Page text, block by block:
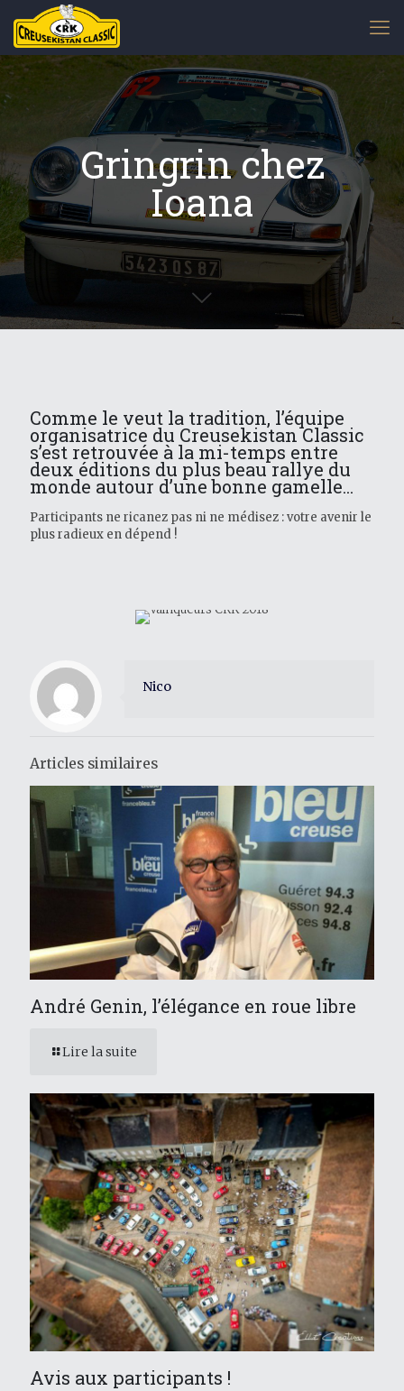
Gringrin chez
Ioana
Comme le veut la tradition, l’équipe
organisatrice du Creusekistan Classic
s’est retrouvée à la mi-temps entre
deux éditions du plus beau rallye du
monde autour d’une bonne gamelle...
Participants ne ricanez pas ni ne médisez : votre avenir le
plus radieux en dépend !
Nico
Articles similaires
André Genin, l’élégance en roue libre
Lire la suite
Avis aux participants !